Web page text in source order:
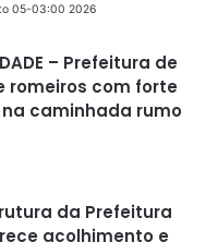
05-03:00 2026
– Prefeitura de
romeiros com forte
caminhada rumo
da Prefeitura
acolhimento e